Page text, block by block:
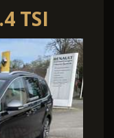
TSI